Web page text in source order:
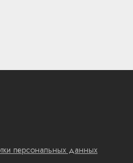
персональных данных